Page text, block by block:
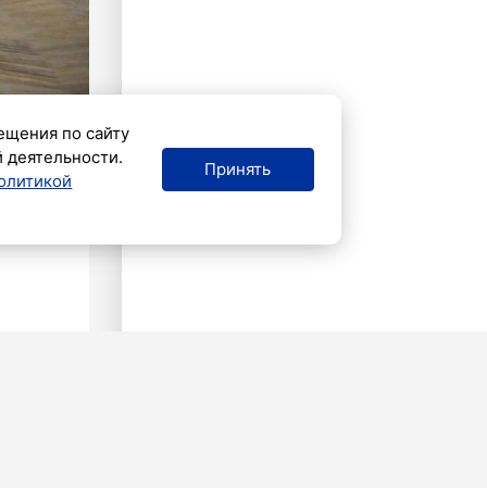
по сайту
Принять